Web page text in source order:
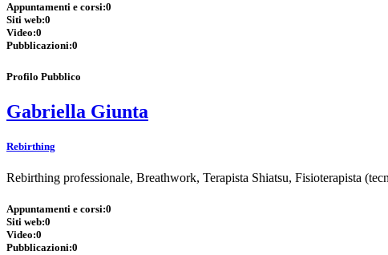
Appuntamenti e corsi:0
Siti web:0
Video:0
Pubblicazioni:0
Profilo Pubblico
Gabriella Giunta
Rebirthing
Rebirthing professionale, Breathwork, Terapista Shiatsu, Fisioterapista
Appuntamenti e corsi:0
Siti web:0
Video:0
Pubblicazioni:0